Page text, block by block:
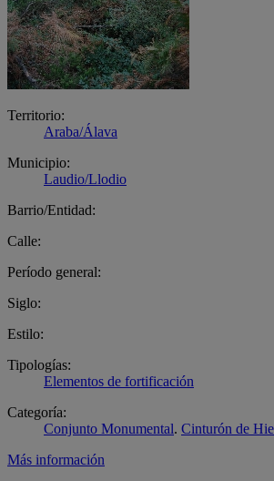
Territorio:
Araba/Álava
Municipio:
Laudio/Llodio
Barrio/Entidad:
Calle:
Período general:
Siglo:
Estilo:
Tipologías:
Elementos de fortificación
Categoría:
Conjunto Monumental. Cinturón de
Más información